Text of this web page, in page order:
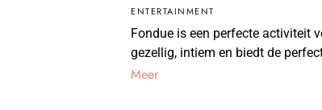
ENTERTAINMENT
Fondue is een perfecte activiteit
gezellig, intiem en biedt de
Meer